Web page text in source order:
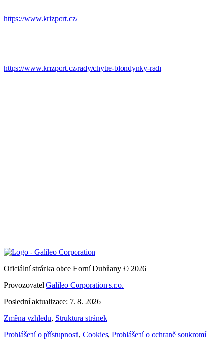
https://www.krizport.cz/
https://www.krizport.cz/rady/chytre-blondynky-radi
Oficiální stránka obce Horní Dubňany © 2026
Provozovatel Galileo Corporation s.r.o.
Poslední aktualizace: 7. 8. 2026
Změna vzhledu, Struktura stránek
Prohlášení o přístupnosti, Cookies, Prohlášení o ochraně soukromí